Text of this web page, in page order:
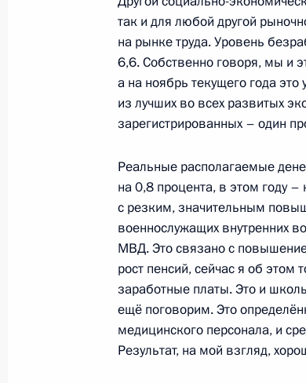
Федерации
24 декабря 2012 года, 17:00
Официальный визит в
23 декабря 2012 года,
Россия и Индия: новые
в XXI веке
23 декабря 2012 года, 22:30
так и для любой другой
на рынке труда. Уровень
6,6. Собственно говоря, мы и
а на ноябрь текущего года
из лучших во всех развитых
зарегистрированных – один
Реальные располагаемые
на 0,8 процента, в этом году
с резким, значительным
военнослужащих внутренних
МВД. Это связано с
рост пенсий, сейчас я об этом
заработные платы. Это и
ещё поговорим. Это
медицинского персонала, и
Результат, на мой взгляд,